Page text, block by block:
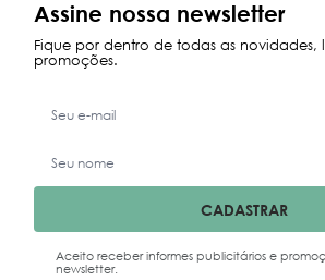
Assine nossa newsletter
Fique por dentro de todas as novidades,
promoções.
CADASTRAR
Aceito receber informes publicitários e
newsletter.